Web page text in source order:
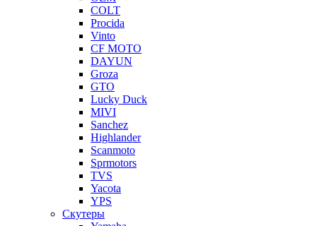
COLT
Procida
Vinto
CF MOTO
DAYUN
Groza
GTO
Lucky Duck
MIVI
Sanchez
Highlander
Scanmoto
Sprmotors
TVS
Yacota
YPS
Скутеры